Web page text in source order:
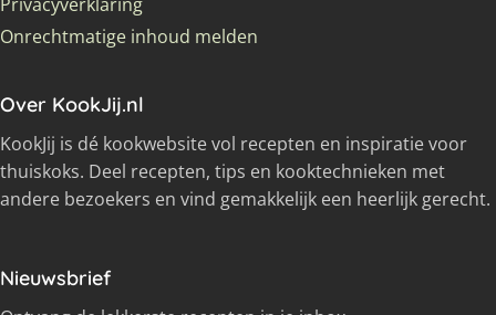
Onrechtmatige inhoud melden
Over KookJij.nl
KookJij is dé kookwebsite vol recepten en inspiratie voor
thuiskoks. Deel recepten, tips en kooktechnieken met
andere bezoekers en vind gemakkelijk een heerlijk gerecht.
Nieuwsbrief